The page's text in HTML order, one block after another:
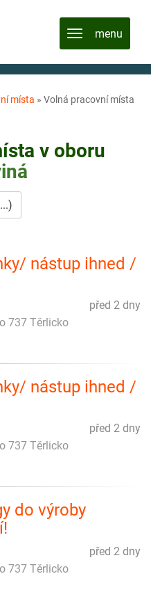
místa » Volná pracovní místa
v oboru
nástup ihned /
před 2 dny
737 Těrlicko
nástup ihned /
před 2 dny
737 Těrlicko
do výroby
před 2 dny
737 Těrlicko